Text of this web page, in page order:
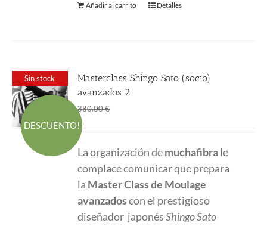
Añadir al carrito Detalles
Sin stock
DESCUENTO!
Masterclass Shingo Sato (socio)
avanzados 2
380.00€
era:
380.00 €.
es:
270.00 €.
La organización demuchafibrale
complace comunicar que prepara
la Master Classde Moulage
avanzadoscon el prestigioso
diseñador japonésShingo Sato